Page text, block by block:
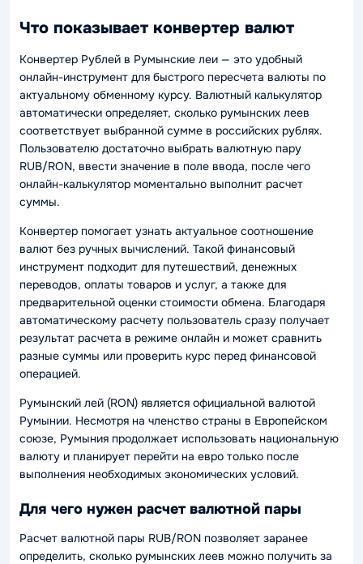
Что показывает конвертер валют
Конвертер Рублей в Румынские леи — это удобный
онлайн-инструмент для быстрого пересчета валюты по
актуальному обменному курсу. Валютный калькулятор
автоматически определяет, сколько румынских леев
соответствует выбранной сумме в российских рублях.
Пользователю достаточно выбрать валютную пару
RUB/RON, ввести значение в поле ввода, после чего
онлайн-калькулятор моментально выполнит расчет
суммы.
Конвертер помогает узнать актуальное соотношение
валют без ручных вычислений. Такой финансовый
инструмент подходит для путешествий, денежных
переводов, оплаты товаров и услуг, а также для
предварительной оценки стоимости обмена. Благодаря
автоматическому расчету пользователь сразу получает
результат расчета в режиме онлайн и может сравнить
разные суммы или проверить курс перед финансовой
операцией.
Румынский лей (RON) является официальной валютой
Румынии. Несмотря на членство страны в Европейском
союзе, Румыния продолжает использовать национальную
валюту и планирует перейти на евро только после
выполнения необходимых экономических условий.
Для чего нужен расчет валютной пары
Расчет валютной пары RUB/RON позволяет заранее
определить, сколько румынских леев можно получить за